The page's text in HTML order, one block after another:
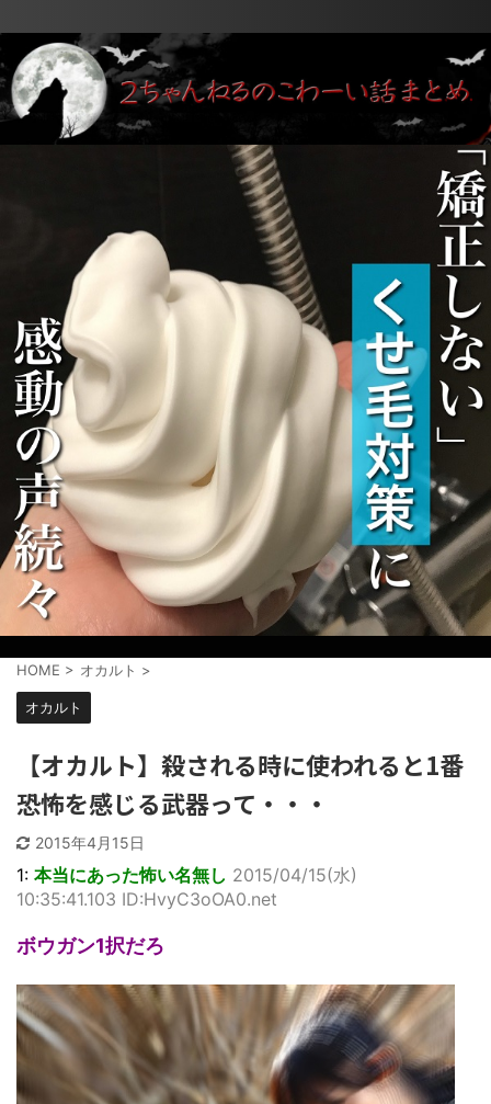
HOME > オカルト >
オカルト
【オカルト】殺される時に使われると1番
恐怖を感じる武器って・・・
2015年4月15日
1: 本当にあった怖い名無し 2015/04/15(水)
10:35:41.103 ID:HvyC3oOA0.net
ボウガン1択だろ